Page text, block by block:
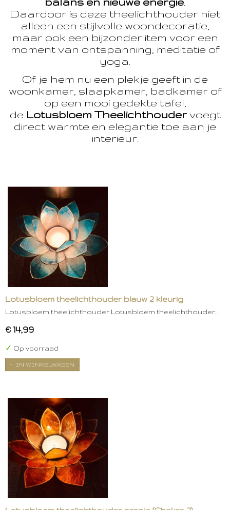
Daardoor is deze theelichthouder niet
alleen een stijlvolle woondecoratie,
maar ook een bijzonder item voor een
moment van ontspanning, meditatie of
yoga.
Of je hem nu een plekje geeft in de
woonkamer, slaapkamer, badkamer of
op een mooi gedekte tafel,
de Lotusbloem Theelichthoudervoegt
direct warmte en elegantie toe aan je
interieur.
Lotusbloem theelichthouder blauw 2 kleurig
Lotusbloem theelichthouder Lotusbloem theelichthouder…
€ 14,99
✓ Op voorraad
IN WINKELWAGEN